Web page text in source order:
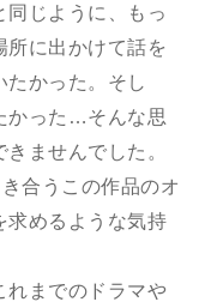
同じように、もっ
所に出かけて話を
たかった。そし
かった…そんな思
ませんでした。
合うこの作品のオ
求めるような気持
れまでのドラマや